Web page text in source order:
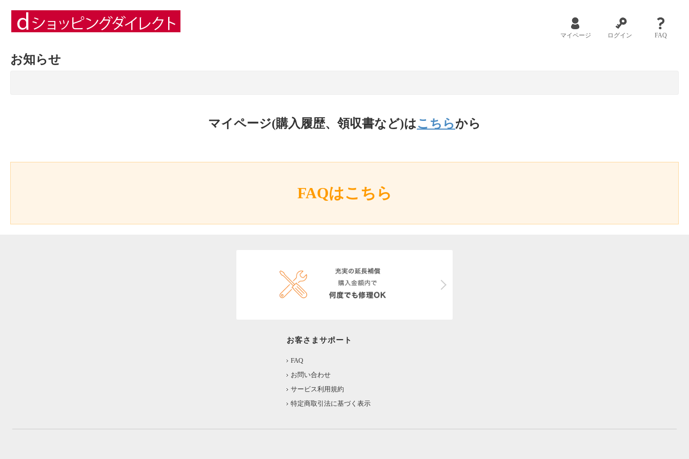
マイページ ログイン FAQ
お知らせ
マイページ(購入履歴、領収書など)はこちらから
FAQはこちら
お客さまサポート
FAQ
お問い合わせ
サービス利用規約
特定商取引法に基づく表示